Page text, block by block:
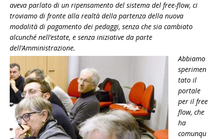
aveva parlato di un ripensamento del sistema del free-flow, ci
troviamo di fronte alla realtà della partenza della nuova
modalità di pagamento dei pedaggi, senza che sia cambiato
alcunché nell’estate, e senza iniziative da parte
dell’Amministrazione.
Abbiamo
sperimen
tato il
portale
per il free
flow, che
ha
comunqu